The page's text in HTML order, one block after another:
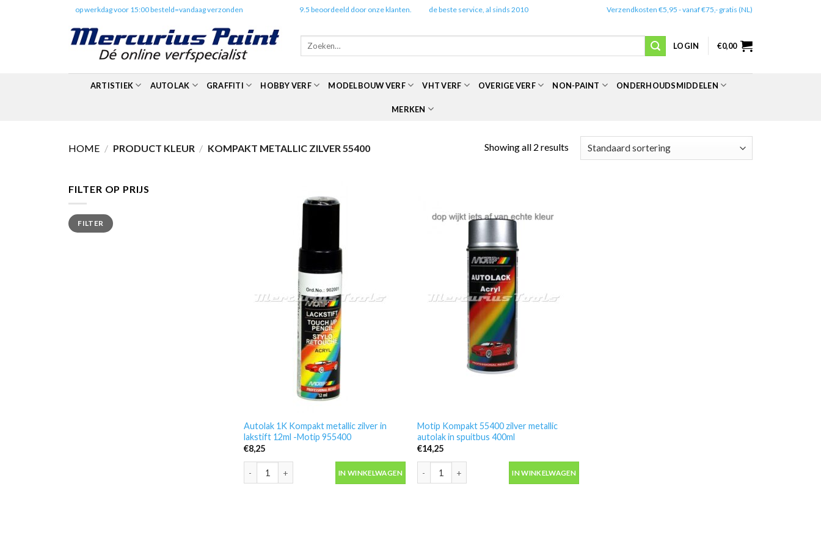
op werkdag voor 15:00 besteld=vandaag verzonden 9.5 beoordeeld door onze klanten. de beste service, al sinds 2010 Verzendkosten €5,95 - vanaf €75,- gratis (NL)
Zoeken
LOGIN €0,00
ARTISTIEK AUTOLAK GRAFFITI HOBBY VERF MODELBOUW VERF VHT VERF OVERIGE VERF NON-PAINT ONDERHOUDSMIDDELEN
MERKEN
HOME / PRODUCT KLEUR / KOMPAKT METALLIC ZILVER 55400 Showing all 2 results
FILTER OP PRIJS
Min.
prijs
Max.
prijsFILTER
Autolak 1K Kompakt metallic zilver in
lakstift 12ml -Motip 955400
€8,25
Autolak 1K Kompakt metallic zilver in lakstift 12ml -Motip 955400 aantal
IN WINKELWAGEN
Motip Kompakt 55400 zilver metallic
autolak in spuitbus 400ml
€14,25
Motip Kompakt 55400 zilver metallic autolak in spuitbus 400ml aantal
IN WINKELWAGEN